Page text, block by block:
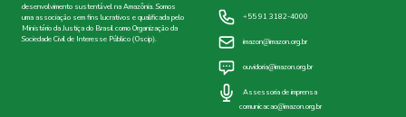
desenvolvimento sustentável na Amazônia. Somos
uma associação sem fins lucrativos e qualificada pelo
Ministério da Justiça do Brasil como Organização da
Sociedade Civil de Interesse Público (Oscip).
+55 91 3182-4000
imazon@imazon.org.br
ouvidoria@imazon.org.br
Assessoria de imprensa
comunicacao@imazon.org.br